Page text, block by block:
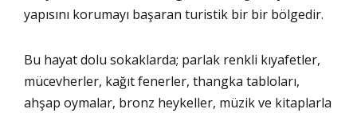
yapısını korumayı başaran turistik bir bir bölgedir.
Bu hayat dolu sokaklarda; parlak renkli kıyafetler,
mücevherler, kağıt fenerler, thangka tabloları,
ahşap oymalar, bronz heykeller, müzik ve kitaplarla